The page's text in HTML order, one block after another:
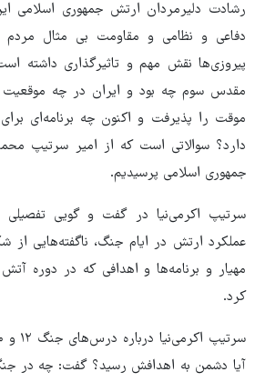
رشادت دلیرمردان ارتش جمهوری اسلامی
دفاعی و نظامی و مقاومت بی مثال مردم
پیروزی‌ها نقش مهم و تاثیرگذاری داشته
مقدس سوم چه بود و ایران در چه
موقت را پذیرفت و اکنون چه برنامه‌ای
دارد؟ سوالاتی است که از امیر سرتیپ
جمهوری اسلامی پرسیدیم.
سرتیپ اکرمی‌نیا در گفت و گویی تفصیلی
عملکرد ارتش در ایام جنگ، ناگفته‌هایی
مهیار و برنامه‌ها و اهدافی که در دوره
کرد.